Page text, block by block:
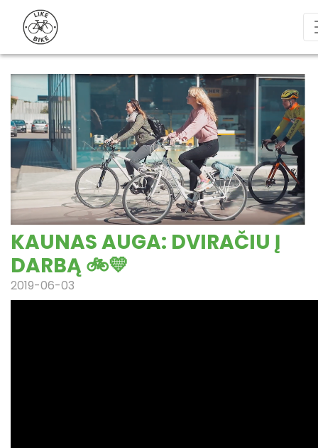
KAUNAS AUGA: DVIRAČIU Į
DARBĄ 🚲💛
2019-06-03